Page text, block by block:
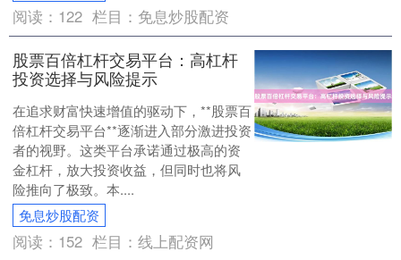
阅读： 122 栏目： 免息炒股配资
股票百倍杠杆交易平台：高杠杆
投资选择与风险提示
在追求财富快速增值的驱动下，**股票百
倍杠杆交易平台**逐渐进入部分激进投资
者的视野。这类平台承诺通过极高的资
金杠杆，放大投资收益，但同时也将风
险推向了极致。本....
免息炒股配资
阅读： 152 栏目：线上配资网